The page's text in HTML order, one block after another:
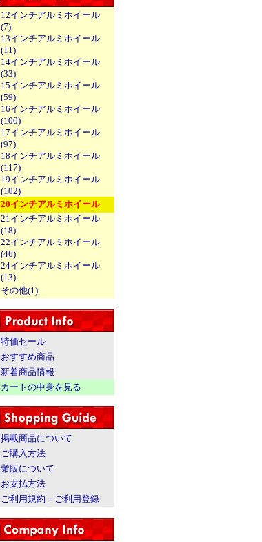
12インチアルミホイール
(7)
13インチアルミホイール
(11)
14インチアルミホイール
(33)
15インチアルミホイール
(59)
16インチアルミホイール
(100)
17インチアルミホイール
(97)
18インチアルミホイール
(117)
19インチアルミホイール
(102)
20インチアルミホイール
21インチアルミホイール
(18)
22インチアルミホイール
(46)
24インチアルミホイール
(13)
その他(1)
特価セール
おすすめ商品
新着商品情報
カートの中身を見る
掲載商品について
ご購入方法
業販について
お支払方法
ご利用規約・ご利用登録